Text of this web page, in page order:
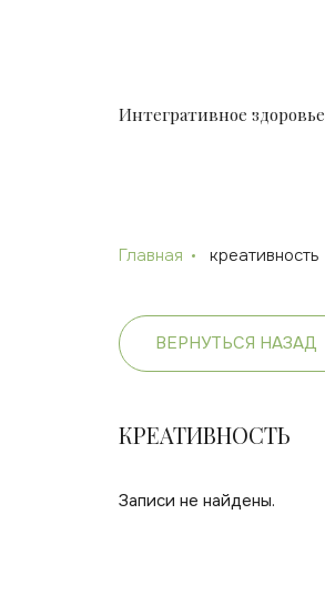
Интегративное здоровье
Главная креативность
ВЕРНУТЬСЯ НАЗАД
КРЕАТИВНОСТЬ
Записи не найдены.